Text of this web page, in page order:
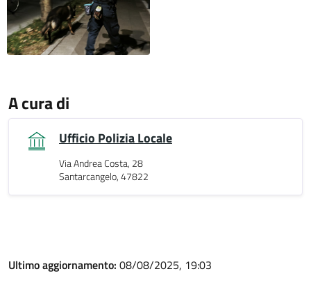
A cura di
Ufficio Polizia Locale
Via Andrea Costa, 28
Santarcangelo, 47822
Ultimo aggiornamento: 08/08/2025, 19:03